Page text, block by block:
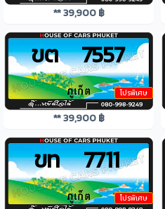
** 39,900 ฿
โปรพิเศษ
ขต 7557
** 39,900 ฿
โปรพิเศษ
ขท 7711